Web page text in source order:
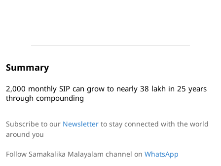
Summary
2,000 monthly SIP can grow to nearly 38 lakh in 25 years
through compounding
Subscribe to our Newsletter to stay connected with the world
around you
Follow Samakalika Malayalam channel on WhatsApp